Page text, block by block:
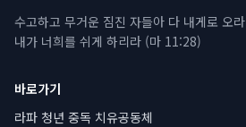
수고하고 무거운 짐진 자들아 다 내게로 오라
내가 너희를 쉬게 하리라 (마 11:28)
바로가기
라파 청년 중독 치유공동체